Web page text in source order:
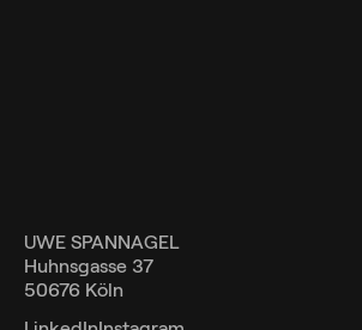
UWE SPANNAGEL
Huhnsgasse 37
50676 Köln